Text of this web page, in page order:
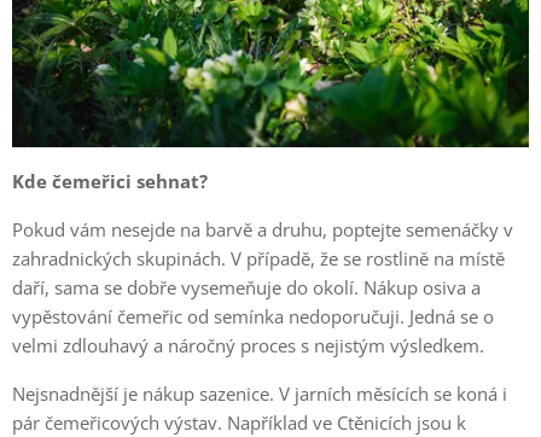
Kde čemeřici sehnat?
Pokud vám nesejde na barvě a druhu, poptejte semenáčky v
zahradnických skupinách. V případě, že se rostlině na místě
daří, sama se dobře vysemeňuje do okolí. Nákup osiva a
vypěstování čemeřic od semínka nedoporučuji. Jedná se o
velmi zdlouhavý a náročný proces s nejistým výsledkem.
Nejsnadnější je nákup sazenice. V jarních měsících se koná i
pár čemeřicových výstav. Například ve Ctěnicích jsou k